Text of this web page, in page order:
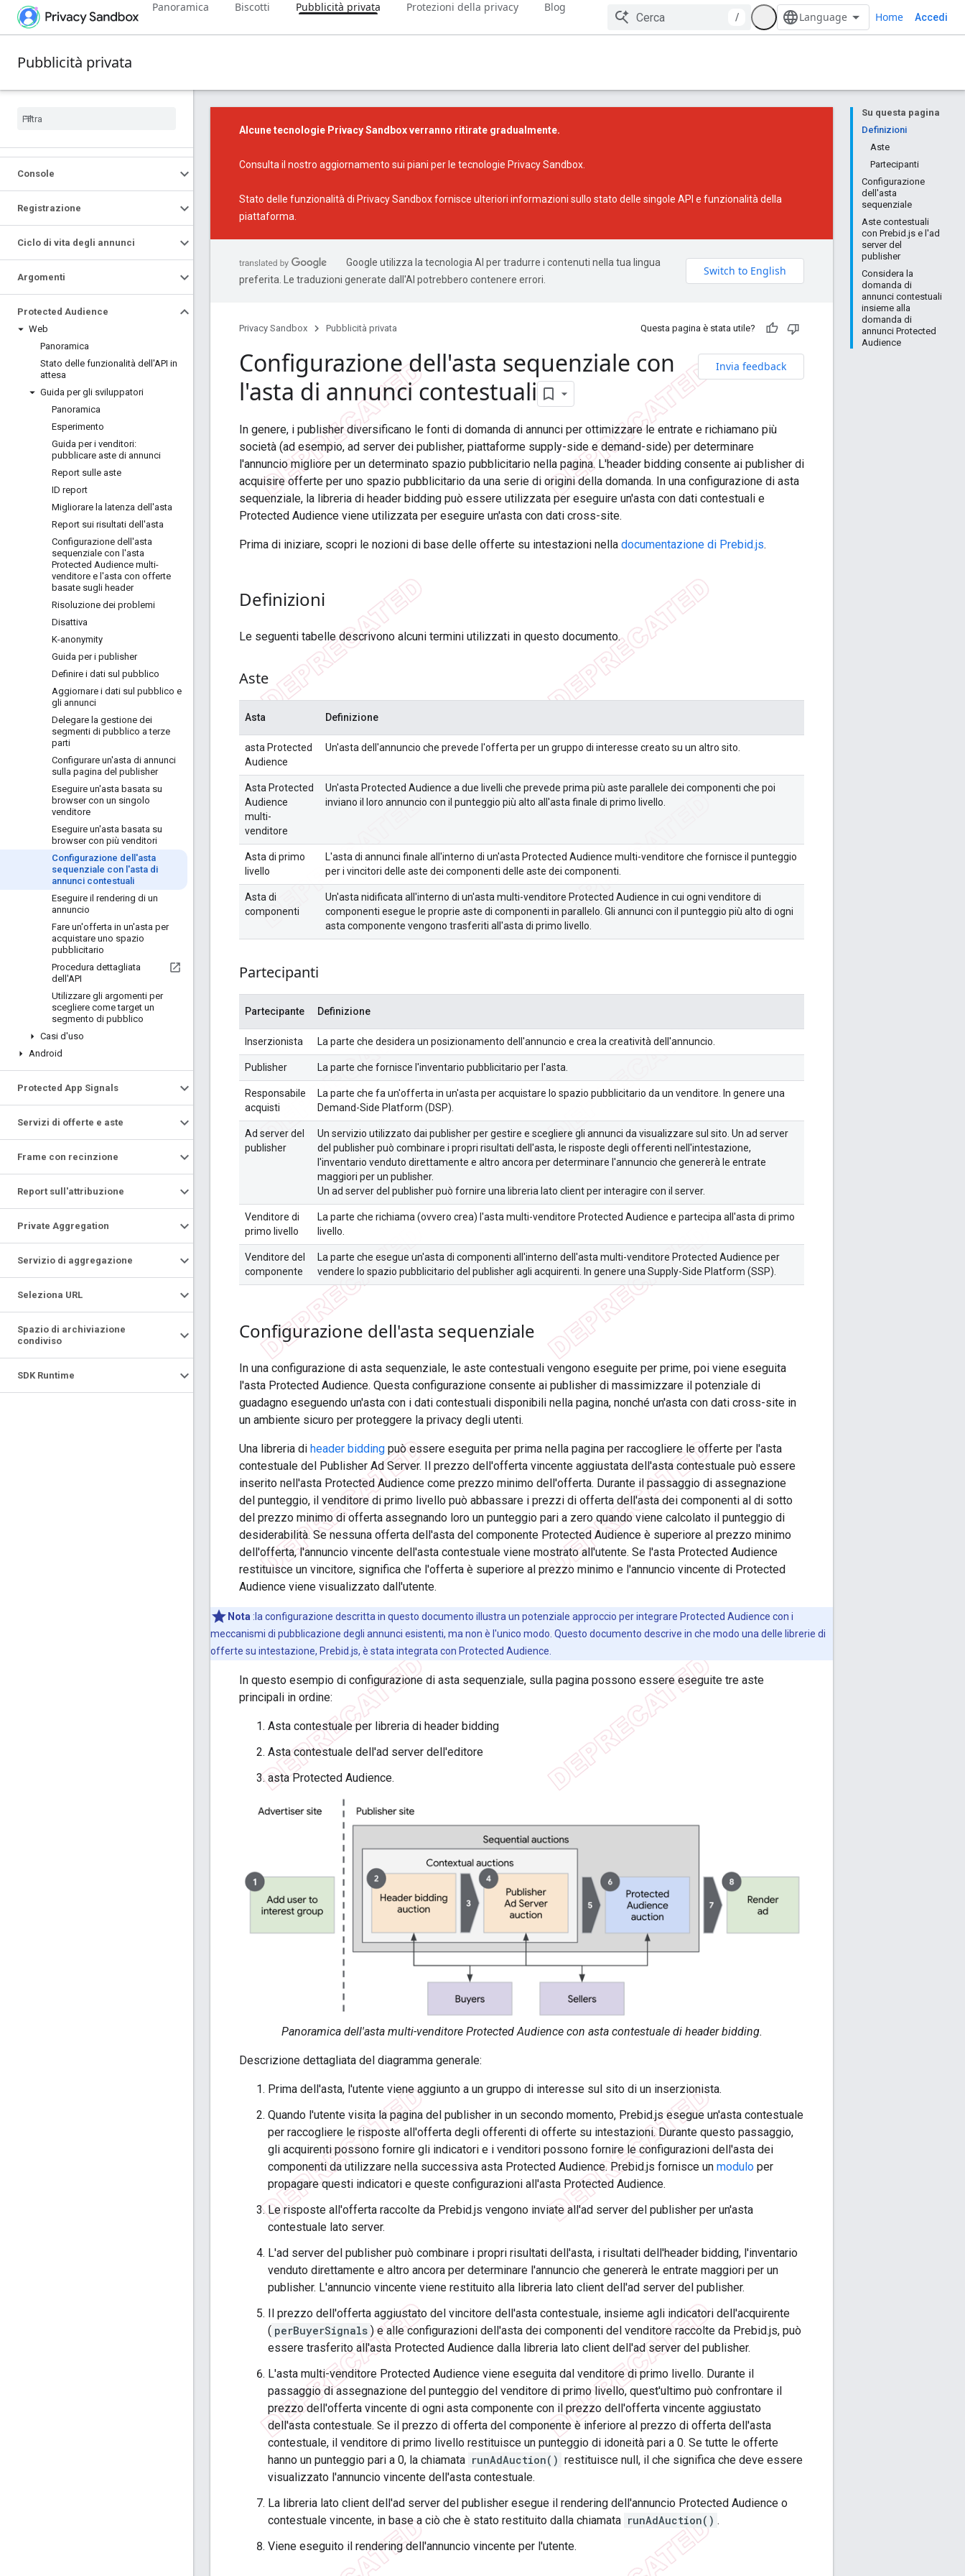
Panoramica Biscotti Pubblicità privata Protezioni della privacy Blog
/ Home Accedi
Pubblicità privata
Console
Registrazione
Ciclo di vita degli annunci
Argomenti
Protected Audience
Web
Panoramica
Stato delle funzionalità dell'API in
attesa
Guida per gli sviluppatori
Panoramica
Esperimento
Guida per i venditori:
pubblicare aste di annunci
Report sulle aste
ID report
Migliorare la latenza dell'asta
Report sui risultati dell'asta
Configurazione dell'asta
sequenziale con l'asta
Protected Audience multi-
venditore e l'asta con offerte
basate sugli header
Risoluzione dei problemi
Disattiva
K-anonymity
Guida per i publisher
Definire i dati sul pubblico
Aggiornare i dati sul pubblico e
gli annunci
Delegare la gestione dei
segmenti di pubblico a terze
parti
Configurare un'asta di annunci
sulla pagina del publisher
Eseguire un'asta basata su
browser con un singolo
venditore
Eseguire un'asta basata su
browser con più venditori
Configurazione dell'asta
sequenziale con l'asta di
annunci contestuali
Eseguire il rendering di un
annuncio
Fare un'offerta in un'asta per
acquistare uno spazio
pubblicitario
Procedura dettagliata
dell'API
Utilizzare gli argomenti per
scegliere come target un
segmento di pubblico
Casi d'uso
Android
Protected App Signals
Servizi di offerte e aste
Frame con recinzione
Report sull'attribuzione
Private Aggregation
Servizio di aggregazione
Seleziona URL
Spazio di archiviazione
condiviso
SDK Runtime
Su questa pagina
Definizioni
Aste
Partecipanti
Configurazione
dell'asta
sequenziale
Aste contestuali
con Prebid.js e l'ad
server del
publisher
Considera la
domanda di
annunci contestuali
insieme alla
domanda di
annunci Protected
Audience
Alcune tecnologie Privacy Sandbox verranno ritirate gradualmente.
Consulta il nostro aggiornamento sui piani per le tecnologie Privacy Sandbox
Stato delle funzionalità di Privacy Sandboxfornisce ulteriori informazioni sullo stato delle singole API e funzionalità della
piattaforma.
Google utilizza la tecnologia AI per tradurre i contenuti nella tua lingua
preferita. Le traduzioni generate dall'AI potrebbero contenere errori.
Privacy Sandbox Pubblicità privata Questa pagina è stata utile?
Invia feedback
Configurazione dell'asta sequenziale con
l'asta di annunci contestuali
In genere, i publisher diversificano le fonti di domanda di annunci per ottimizzare le entrate e richiamano più
società (ad esempio, ad server dei publisher, piattaforme supply-side e demand-side) per determinare
l'annuncio migliore per un determinato spazio pubblicitario nella pagina. L'header bidding consente ai publisher di
acquisire offerte per uno spazio pubblicitario da una serie di origini della domanda. In una configurazione di asta
sequenziale, la libreria di header bidding può essere utilizzata per eseguire un'asta con dati contestuali e
Protected Audience viene utilizzata per eseguire un'asta con dati cross-site.
Prima di iniziare, scopri le nozioni di base delle offerte su intestazioni nella documentazione di Prebid.js.
Definizioni
Le seguenti tabelle descrivono alcuni termini utilizzati in questo documento.
Aste
Asta Definizione
asta Protected
Audience
Un'asta dell'annuncio che prevede l'offerta per un gruppo di interesse creato su un altro sito.
Asta Protected
Audience
multi-
venditore
Un'asta Protected Audience a due livelli che prevede prima più aste parallele dei componenti che poi
inviano il loro annuncio con il punteggio più alto all'asta finale di primo livello.
Asta di primo
livello
L'asta di annunci finale all'interno di un'asta Protected Audience multi-venditore che fornisce il punteggio
per i vincitori delle aste dei componenti delle aste dei componenti.
Asta di
componenti
Un'asta nidificata all'interno di un'asta multi-venditore Protected Audience in cui ogni venditore di
componenti esegue le proprie aste di componenti in parallelo. Gli annunci con il punteggio più alto di ogni
asta componente vengono trasferiti all'asta di primo livello.
Partecipanti
Partecipante Definizione
Inserzionista La parte che desidera un posizionamento dell'annuncio e crea la creatività dell'annuncio.
Publisher La parte che fornisce l'inventario pubblicitario per l'asta.
Responsabile
acquisti
La parte che fa un'offerta in un'asta per acquistare lo spazio pubblicitario da un venditore. In genere una
Demand-Side Platform (DSP).
Ad server del
publisher
Un servizio utilizzato dai publisher per gestire e scegliere gli annunci da visualizzare sul sito. Un ad server
del publisher può combinare i propri risultati dell'asta, le risposte degli offerenti nell'intestazione,
l'inventario venduto direttamente e altro ancora per determinare l'annuncio che genererà le entrate
maggiori per un publisher.
Un ad server del publisher può fornire una libreria lato client per interagire con il server.
Venditore di
primo livello
La parte che richiama (ovvero crea) l'asta multi-venditore Protected Audience e partecipa all'asta di primo
livello.
Venditore del
componente
La parte che esegue un'asta di componenti all'interno dell'asta multi-venditore Protected Audience per
vendere lo spazio pubblicitario del publisher agli acquirenti. In genere una Supply-Side Platform (SSP).
Configurazione dell'asta sequenziale
In una configurazione di asta sequenziale, le aste contestuali vengono eseguite per prime, poi viene eseguita
l'asta Protected Audience. Questa configurazione consente ai publisher di massimizzare il potenziale di
guadagno eseguendo un'asta con i dati contestuali disponibili nella pagina, nonché un'asta con dati cross-site in
un ambiente sicuro per proteggere la privacy degli utenti.
Una libreria di header bidding può essere eseguita per prima nella pagina per raccogliere le offerte per l'asta
contestuale del Publisher Ad Server. Il prezzo dell'offerta vincente aggiustata dell'asta contestuale può essere
inserito nell'asta Protected Audience come prezzo minimo dell'offerta. Durante il passaggio di assegnazione
del punteggio, il venditore di primo livello può abbassare i prezzi di offerta dell'asta dei componenti al di sotto
del prezzo minimo di offerta assegnando loro un punteggio pari a zero quando viene calcolato il punteggio di
desiderabilità. Se nessuna offerta dell'asta del componente Protected Audience è superiore al prezzo minimo
dell'offerta, l'annuncio vincente dell'asta contestuale viene mostrato all'utente. Se l'asta Protected Audience
restituisce un vincitore, significa che l'offerta è superiore al prezzo minimo e l'annuncio vincente di Protected
Audience viene visualizzato dall'utente.
Nota :la configurazione descritta in questo documento illustra un potenziale approccio per integrare Protected Audience con i
meccanismi di pubblicazione degli annunci esistenti, ma non è l'unico modo. Questo documento descrive in che modo una delle librerie di
offerte su intestazione, Prebid.js, è stata integrata con Protected Audience.
In questo esempio di configurazione di asta sequenziale, sulla pagina possono essere eseguite tre aste
principali in ordine:
Asta contestuale per libreria di header bidding
Asta contestuale dell'ad server dell'editore
asta Protected Audience.
Panoramica dell'asta multi-venditore Protected Audience con asta contestuale di header bidding.
Descrizione dettagliata del diagramma generale:
Prima dell'asta, l'utente viene aggiunto a un gruppo di interesse sul sito di un inserzionista.
Quando l'utente visita la pagina del publisher in un secondo momento, Prebid.js esegue un'asta contestuale
per raccogliere le risposte all'offerta degli offerenti di offerte su intestazioni. Durante questo passaggio,
gli acquirenti possono fornire gli indicatori e i venditori possono fornire le configurazioni dell'asta dei
componenti da utilizzare nella successiva asta Protected Audience. Prebid.js fornisce un modulo per
propagare questi indicatori e queste configurazioni all'asta Protected Audience.
Le risposte all'offerta raccolte da Prebid.js vengono inviate all'ad server del publisher per un'asta
contestuale lato server.
L'ad server del publisher può combinare i propri risultati dell'asta, i risultati dell'header bidding, l'inventario
venduto direttamente e altro ancora per determinare l'annuncio che genererà le entrate maggiori per un
publisher. L'annuncio vincente viene restituito alla libreria lato client dell'ad server del publisher.
Il prezzo dell'offerta aggiustato del vincitore dell'asta contestuale, insieme agli indicatori dell'acquirente
( perBuyerSignals ) e alle configurazioni dell'asta dei componenti del venditore raccolte da Prebid.js, può
essere trasferito all'asta Protected Audience dalla libreria lato client dell'ad server del publisher.
L'asta multi-venditore Protected Audience viene eseguita dal venditore di primo livello. Durante il
passaggio di assegnazione del punteggio del venditore di primo livello, quest'ultimo può confrontare il
prezzo dell'offerta vincente di ogni asta componente con il prezzo dell'offerta vincente aggiustato
dell'asta contestuale. Se il prezzo di offerta del componente è inferiore al prezzo di offerta dell'asta
contestuale, il venditore di primo livello restituisce un punteggio di idoneità pari a 0. Se tutte le offerte
hanno un punteggio pari a 0, la chiamata runAdAuction() restituisce null, il che significa che deve essere
visualizzato l'annuncio vincente dell'asta contestuale.
La libreria lato client dell'ad server del publisher esegue il rendering dell'annuncio Protected Audience o
contestuale vincente, in base a ciò che è stato restituito dalla chiamata runAdAuction() .
Viene eseguito il rendering dell'annuncio vincente per l'utente.